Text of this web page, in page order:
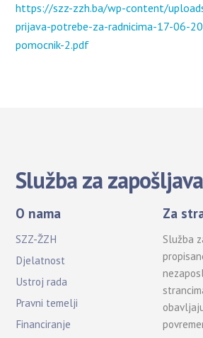
https://szz-zzh.ba/wp-content/
prijava-potrebe-za-radnicima-17-06-
pomocnik-2.pdf
Služba za
O nama
SZZ-ŽZH
Djelatnost
Ustroj rada
Pravni temelji
Financiranje
Za
Služba